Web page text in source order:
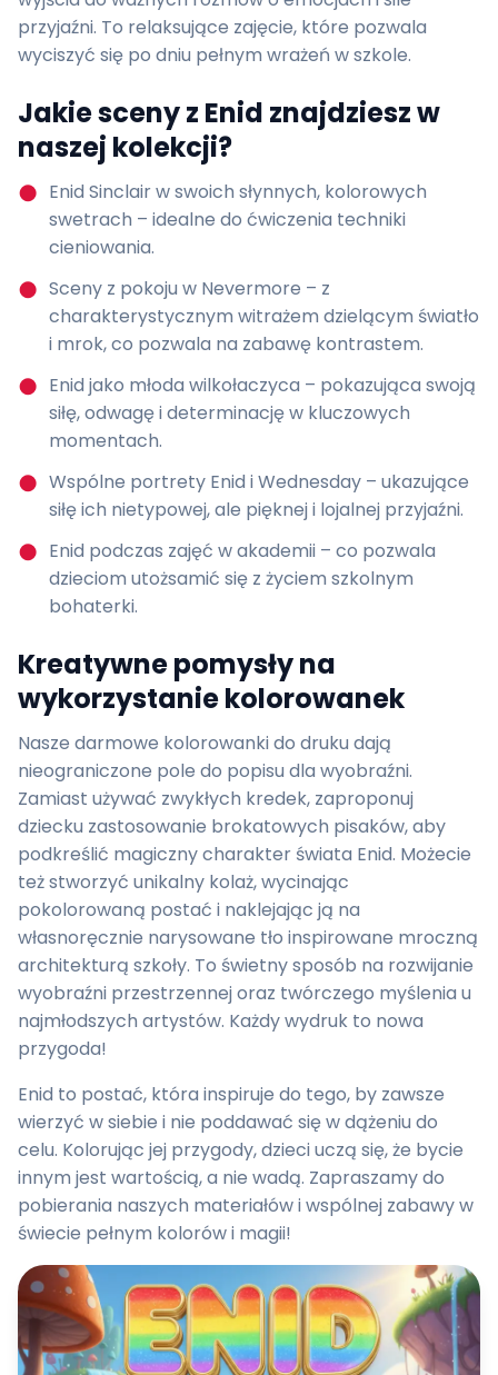
przyjaźni. To relaksujące zajęcie, które pozwala
wyciszyć się po dniu pełnym wrażeń w szkole.
Jakie sceny z Enid znajdziesz w
naszej kolekcji?
Enid Sinclair w swoich słynnych, kolorowych
swetrach – idealne do ćwiczenia techniki
cieniowania.
Sceny z pokoju w Nevermore – z
charakterystycznym witrażem dzielącym światło
i mrok, co pozwala na zabawę kontrastem.
Enid jako młoda wilkołaczyca – pokazująca swoją
siłę, odwagę i determinację w kluczowych
momentach.
Wspólne portrety Enid i Wednesday – ukazujące
siłę ich nietypowej, ale pięknej i lojalnej przyjaźni.
Enid podczas zajęć w akademii – co pozwala
dzieciom utożsamić się z życiem szkolnym
bohaterki.
Kreatywne pomysły na
wykorzystanie kolorowanek
Nasze darmowe kolorowanki do druku dają
nieograniczone pole do popisu dla wyobraźni.
Zamiast używać zwykłych kredek, zaproponuj
dziecku zastosowanie brokatowych pisaków, aby
podkreślić magiczny charakter świata Enid. Możecie
też stworzyć unikalny kolaż, wycinając
pokolorowaną postać i naklejając ją na
własnoręcznie narysowane tło inspirowane mroczną
architekturą szkoły. To świetny sposób na rozwijanie
wyobraźni przestrzennej oraz twórczego myślenia u
najmłodszych artystów. Każdy wydruk to nowa
przygoda!
Enid to postać, która inspiruje do tego, by zawsze
wierzyć w siebie i nie poddawać się w dążeniu do
celu. Kolorując jej przygody, dzieci uczą się, że bycie
innym jest wartością, a nie wadą. Zapraszamy do
pobierania naszych materiałów i wspólnej zabawy w
świecie pełnym kolorów i magii!